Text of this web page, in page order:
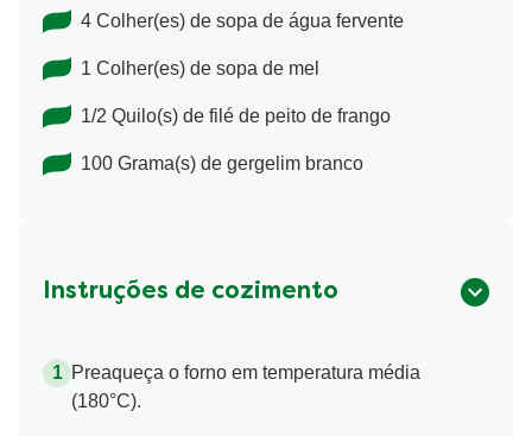
4 Colher(es) de sopa de água fervente
1 Colher(es) de sopa de mel
1/2 Quilo(s) de filé de peito de frango
100 Grama(s) de gergelim branco
Instruções de cozimento
Preaqueça o forno em temperatura média
(180°C).